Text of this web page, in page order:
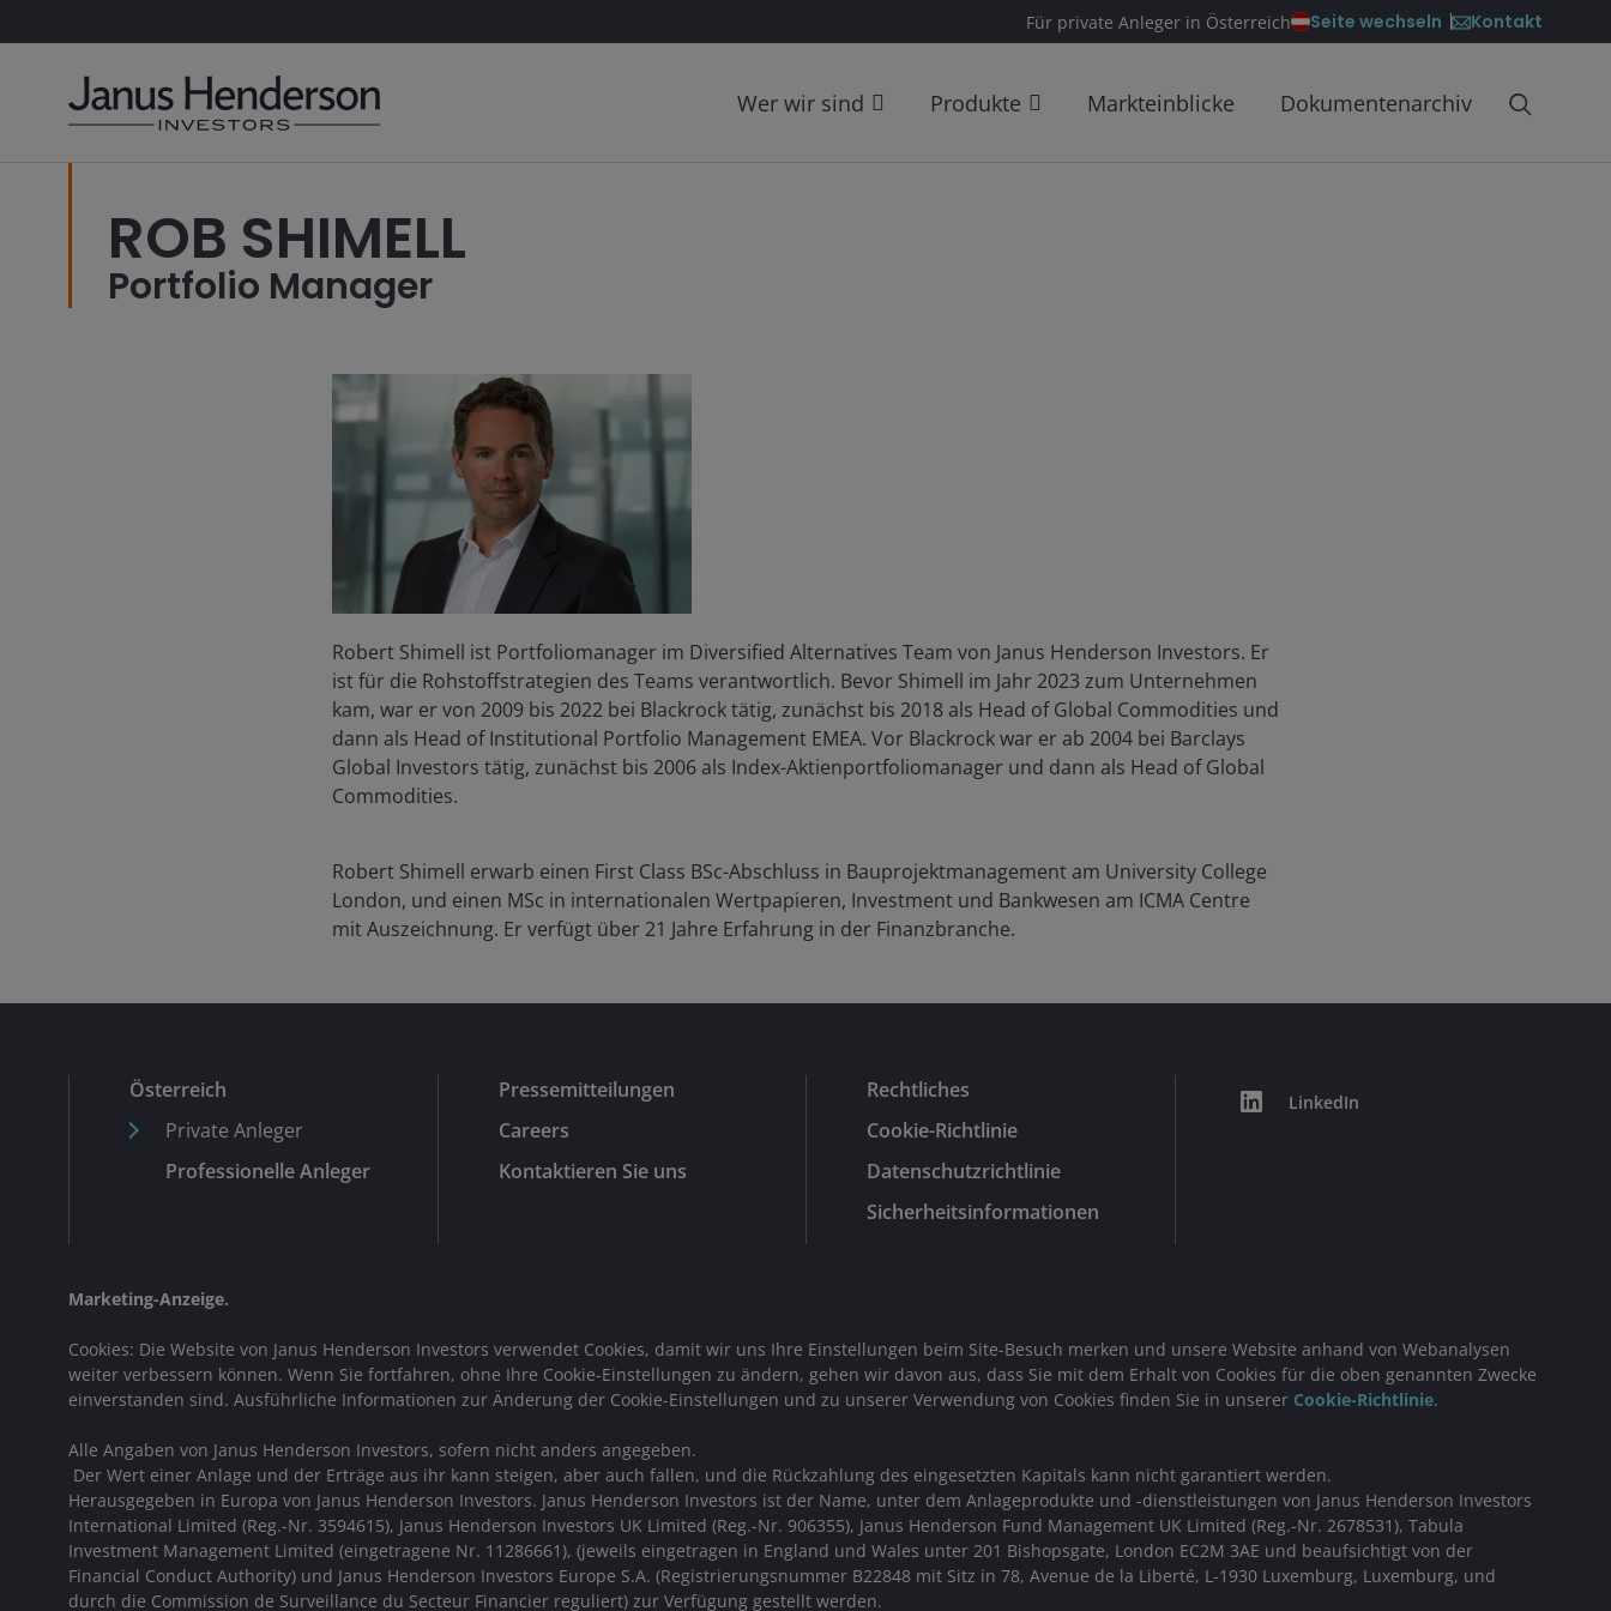
Für private Anleger in Österreich Seite wechseln Kontakt
Wer wir sind Produkte Markteinblicke Dokumentenarchiv
ROB SHIMELL
Portfolio Manager
Robert Shimell ist Portfoliomanager im Diversified Alternatives Team von Janus Henderson Investors. Er
ist für die Rohstoffstrategien des Teams verantwortlich. Bevor Shimell im Jahr 2023 zum Unternehmen
kam, war er von 2009 bis 2022 bei Blackrock tätig, zunächst bis 2018 als Head of Global Commodities und
dann als Head of Institutional Portfolio Management EMEA. Vor Blackrock war er ab 2004 bei Barclays
Global Investors tätig, zunächst bis 2006 als Index-Aktienportfoliomanager und dann als Head of Global
Commodities.
Robert Shimell erwarb einen First Class BSc-Abschluss in Bauprojektmanagement am University College
London, und einen MSc in internationalen Wertpapieren, Investment und Bankwesen am ICMA Centre
mit Auszeichnung. Er verfügt über 21 Jahre Erfahrung in der Finanzbranche.
Österreich
Private Anleger
Professionelle Anleger
Pressemitteilungen
Careers
Kontaktieren Sie uns
Rechtliches
Cookie-Richtlinie
Datenschutzrichtlinie
Sicherheitsinformationen
LinkedIn
Marketing-Anzeige.
Cookies: Die Website von Janus Henderson Investors verwendet Cookies, damit wir uns Ihre Einstellungen beim Site-Besuch merken und unsere Website anhand von Webanalysen
weiter verbessern können. Wenn Sie fortfahren, ohne Ihre Cookie-Einstellungen zu ändern, gehen wir davon aus, dass Sie mit dem Erhalt von Cookies für die oben genannten Zwecke
einverstanden sind. Ausführliche Informationen zur Änderung der Cookie-Einstellungen und zu unserer Verwendung von Cookies finden Sie in unserer Cookie-Richtlinie.
Alle Angaben von Janus Henderson Investors, sofern nicht anders angegeben.
Der Wert einer Anlage und der Erträge aus ihr kann steigen, aber auch fallen, und die Rückzahlung des eingesetzten Kapitals kann nicht garantiert werden.
Herausgegeben in Europa von Janus Henderson Investors. Janus Henderson Investors ist der Name, unter dem Anlageprodukte und -dienstleistungen von Janus Henderson Investors
International Limited (Reg.-Nr. 3594615), Janus Henderson Investors UK Limited (Reg.-Nr. 906355), Janus Henderson Fund Management UK Limited (Reg.-Nr. 2678531), Tabula
Investment Management Limited (eingetragene Nr. 11286661), (jeweils eingetragen in England und Wales unter 201 Bishopsgate, London EC2M 3AE und beaufsichtigt von der
Financial Conduct Authority) und Janus Henderson Investors Europe S.A. (Registrierungsnummer B22848 mit Sitz in 78, Avenue de la Liberté, L-1930 Luxemburg, Luxemburg, und
durch die Commission de Surveillance du Secteur Financier reguliert) zur Verfügung gestellt werden.